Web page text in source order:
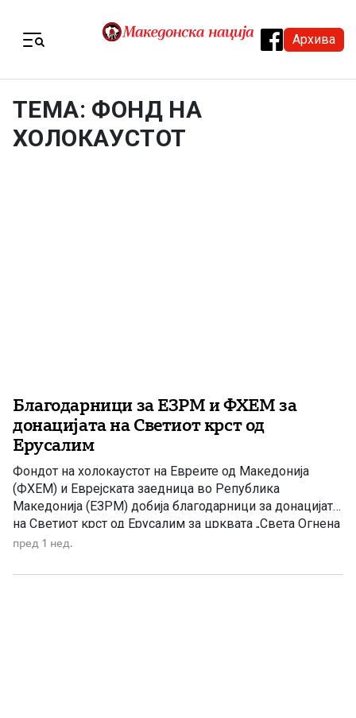
Архива
ТЕМА: ФОНД НА
ХОЛОКАУСТОТ
Благодарници за ЕЗРМ и ФХЕМ за
донацијата на Светиот крст од
Ерусалим
Фондот на холокаустот на Евреите од Македонија
(ФХЕМ) и Еврејската заедница во Република
Македонија (ЕЗРМ) добија благодарници за донацијата
на Светиот крст од Ерусалим за црквата „Света Огнена
Марина“ во Зубовце. Светиот крст е донесен од
храмот на Светиот Гроб – едно од најсветите места во
пред 1 нед.